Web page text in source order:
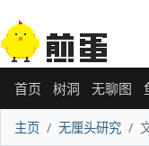
首页 树洞 无聊图
主页 无厘头研究